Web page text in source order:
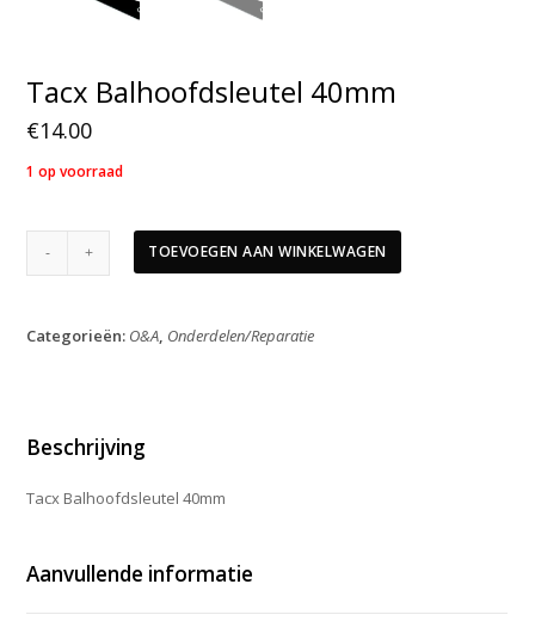
Tacx Balhoofdsleutel 40mm
€14.00
1 op voorraad
Balhoofdsleutel
TOEVOEGEN AAN WINKELWAGEN
Categorieën: O&A, Onderdelen/Reparatie
Beschrijving
Tacx Balhoofdsleutel 40mm
Aanvullende informatie